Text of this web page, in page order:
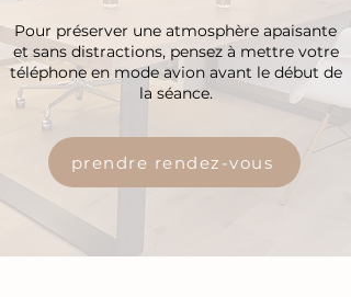
Pour préserver une atmosphère apaisante
et sans distractions, pensez à mettre votre
téléphone en mode avion avant le début de
la séance.
prendre rendez-vous